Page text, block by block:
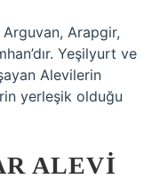
Arapgir,
Yeşilyurt ve
Alevilerin
yerleşik olduğu
ALEVI